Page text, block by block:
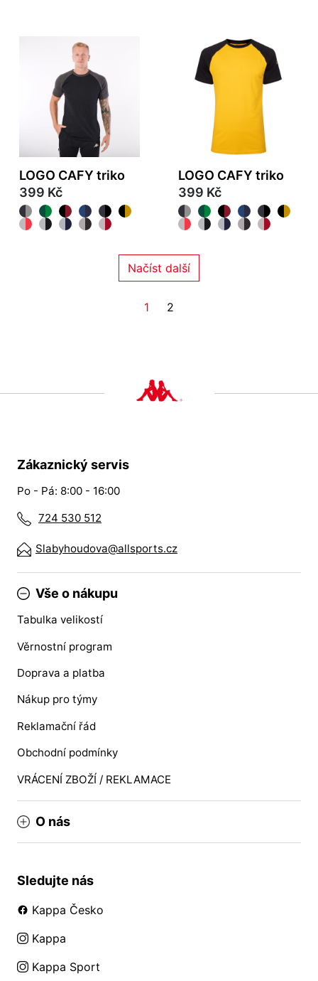
LOGO CAFY triko
399 Kč
LOGO CAFY triko
399 Kč
Načíst další
1 2
Zákaznický servis
Po - Pá: 8:00 - 16:00
724 530 512
Slabyhoudova@allsports.cz
Vše o nákupu
Tabulka velikostí
Věrnostní program
Doprava a platba
Nákup pro týmy
Reklamační řád
Obchodní podmínky
VRÁCENÍ ZBOŽÍ / REKLAMACE
O nás
Sledujte nás
Kappa Česko
Kappa
Kappa Sport